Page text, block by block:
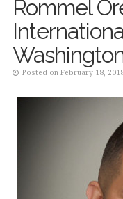
Rommel
Posted on February 18,